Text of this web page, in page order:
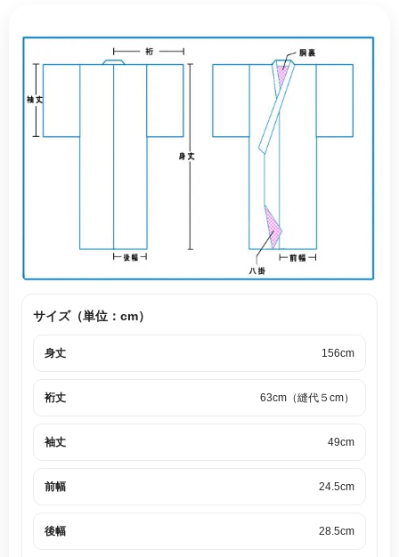
サイズ（単位：cm）
身丈 156cm
裄丈 63cm（縫代５cm）
袖丈 49cm
前幅 24.5cm
後幅 28.5cm